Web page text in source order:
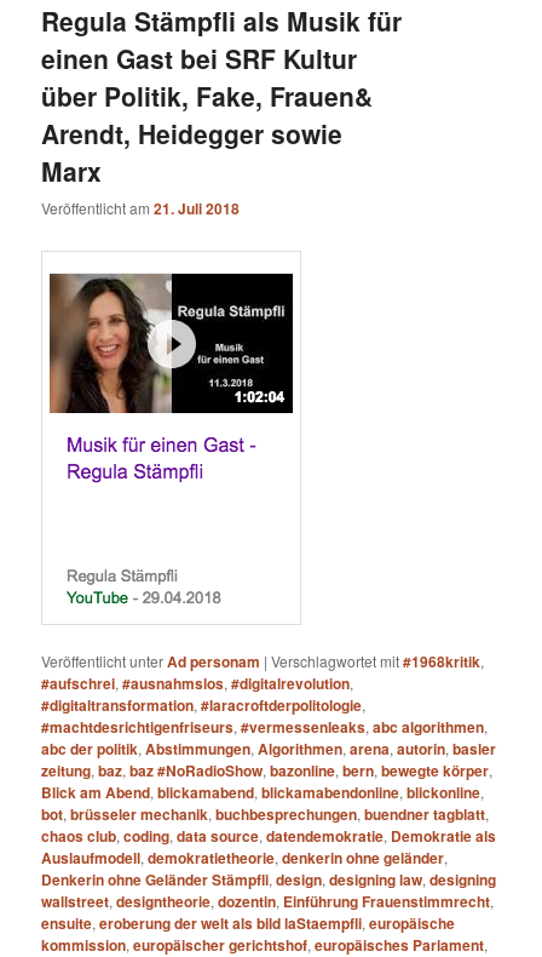
Regula Stämpfli als Musik für
einen Gast bei SRF Kultur
über Politik, Fake, Frauen&
Arendt, Heidegger sowie
Marx
Veröffentlicht am21. Juli 2018
Veröffentlicht unterAd personam |Verschlagwortet mit#1968kritik,
#aufschrei,#ausnahmslos,#digitalrevolution,
#digitaltransformation,#laracroftderpolitologie,
#machtdesrichtigenfriseurs,#vermessenleaks,abc algorithmen,
abc der politik,Abstimmungen,Algorithmen,arena,autorin,basler
zeitung,baz,baz #NoRadioShow,bazonline,bern,bewegte körper,
Blick am Abend,blickamabend,blickamabendonline,blickonline,
bot,brüsseler mechanik,buchbesprechungen,buendner tagblatt,
chaos club,coding,data source,datendemokratie, Demokratie als
Auslaufmodell,demokratietheorie,denkerin ohne geländer,
Denkerin ohne Geländer Stämpfli,design,designing law,designing
wallstreet,designtheorie,dozentin, Einführung Frauenstimmrecht,
ensuite,eroberung der welt als bild laStaempfli,europäische
kommission,europäischer gerichtshof,europäisches Parlament,